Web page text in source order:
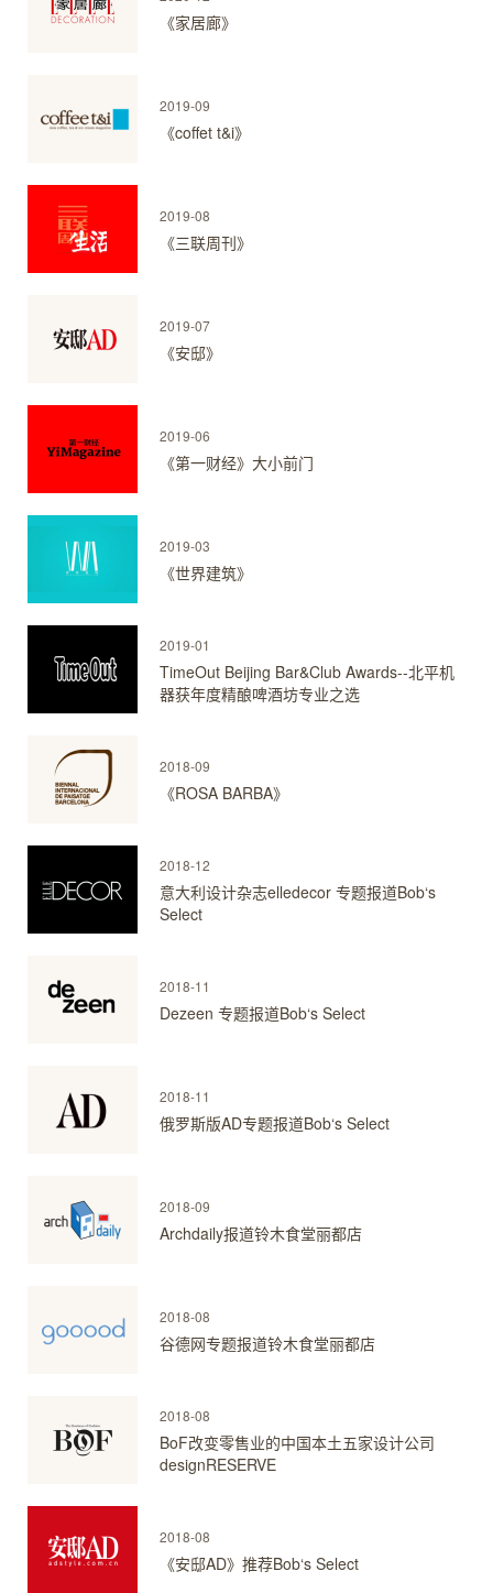
《家居廊》
2019-09
《coffet t&i》
2019-08
《三联周刊》
2019-07
《安邸》
2019-06
《第一财经》大小前门
2019-03
《世界建筑》
2019-01
TimeOut Beijing Bar&Club Awards--北平机
器获年度精酿啤酒坊专业之选
2018-09
《ROSA BARBA》
2018-12
意大利设计杂志elledecor 专题报道Bob‘s
Select
2018-11
Dezeen 专题报道Bob‘s Select
2018-11
俄罗斯版AD专题报道Bob‘s Select
2018-09
Archdaily报道铃木食堂丽都店
2018-08
谷德网专题报道铃木食堂丽都店
2018-08
BoF改变零售业的中国本土五家设计公司
designRESERVE
2018-08
《安邸AD》推荐Bob‘s Select